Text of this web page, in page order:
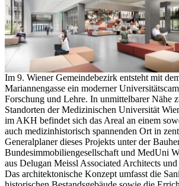
Im 9. Wiener Gemeindebezirk entsteht mit
Mariannengasse ein moderner
Forschung und Lehre. In unmittelbarer Nähe
Standorten der Medizinischen Universität
im AKH befindet sich das Areal an einem
auch medizinhistorisch spannenden Ort in
Generalplaner dieses Projekts unter der
Bundesimmobiliengesellschaft und MedUni
aus Delugan Meissl Associated Architects
Das architektonische Konzept umfasst die